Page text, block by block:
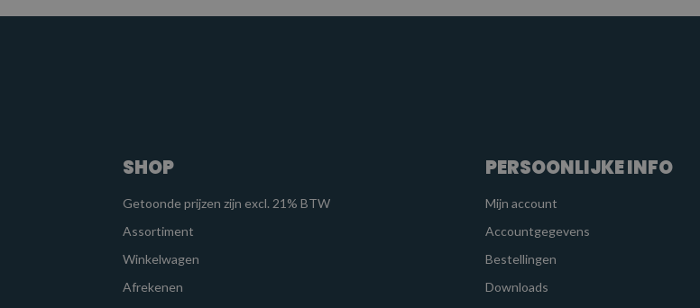
SHOP
Getoonde prijzen zijn excl. 21% BTW
Assortiment
Winkelwagen
Afrekenen
PERSOONLIJKE INFO
Mijn account
Accountgegevens
Bestellingen
Downloads